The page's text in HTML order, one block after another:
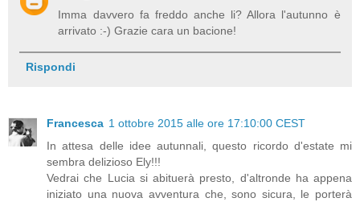
Imma davvero fa freddo anche li? Allora l'autunno è
arrivato :-) Grazie cara un bacione!
Rispondi
Francesca 1 ottobre 2015 alle ore 17:10:00 CEST
In attesa delle idee autunnali, questo ricordo d'estate mi
sembra delizioso Ely!!!
Vedrai che Lucia si abituerà presto, d'altronde ha appena
iniziato una nuova avventura che, sono sicura, le porterà